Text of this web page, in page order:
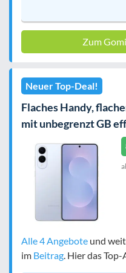
Zum
Neuer Top-Deal!
Flaches Handy,
mit unbegrenzt GB
Alle 4 Angebote und
im Beitrag. Hier das